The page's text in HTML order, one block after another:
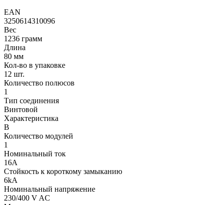
EAN
3250614310096
Вес
1236 грамм
Длина
80 мм
Кол-во в упаковке
12 шт.
Количество полюсов
1
Тип соединения
Винтовой
Характеристика
B
Количество модулей
1
Номинальный ток
16A
Стойкость к короткому замыканию
6kA
Номинальный напряжение
230/400 V AC